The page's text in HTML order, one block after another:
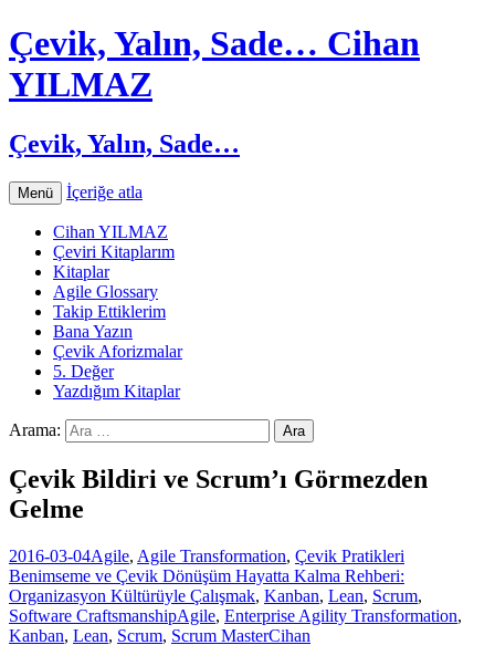
Çevik, Yalın, Sade… Cihan
YILMAZ
Çevik, Yalın, Sade…
Menü İçeriğe atla
Cihan YILMAZ
Çeviri Kitaplarım
Kitaplar
Agile Glossary
Takip Ettiklerim
Bana Yazın
Çevik Aforizmalar
5. Değer
Yazdığım Kitaplar
Arama:
Çevik Bildiri ve Scrum’ı Görmezden
Gelme
2016-03-04Agile, Agile Transformation, Çevik Pratikleri
Benimseme ve Çevik Dönüşüm Hayatta Kalma Rehberi:
Organizasyon Kültürüyle Çalışmak, Kanban, Lean, Scrum,
Software CraftsmanshipAgile, Enterprise Agility Transformation,
Kanban, Lean, Scrum, Scrum MasterCihan